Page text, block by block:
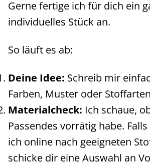
Gerne fertige ich für dich ein
individuelles Stück an.
So läuft es ab:
Deine Idee: Schreib mir
Farben, Muster oder
Materialcheck: Ich schaue,
Passendes vorrätig habe.
ich online nach geeigneten
schicke dir eine Auswahl an